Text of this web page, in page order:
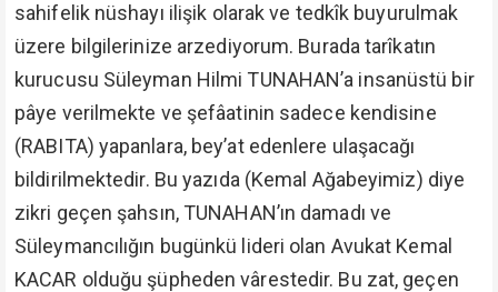
sahifelik nüshayı ilişik olarak ve tedkîk buyurulmak
üzere bilgilerinize arzediyorum. Burada tarîkatın
kurucusu Süleyman Hilmi TUNAHAN’a insanüstü bir
pâye verilmekte ve şefâatinin sadece kendisine
(RABITA) yapanlara, bey’at edenlere ulaşacağı
bildirilmektedir. Bu yazıda (Kemal Ağabeyimiz) diye
zikri geçen şahsın, TUNAHAN’ın damadı ve
Süleymancılığın bugünkü lideri olan Avukat Kemal
KACAR olduğu şüpheden vârestedir. Bu zat, geçen